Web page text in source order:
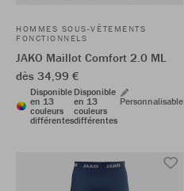
HOMMES SOUS-VÊTEMENTS
FONCTIONNELS
JAKO Maillot Comfort 2.0 ML
dès 34,99 €
Disponible
en 13
couleurs
différentes
Disponible
en 13
couleurs
différentes
Personnalisable